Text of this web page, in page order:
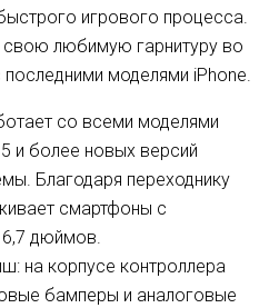
игрового процесса.
свою любимую гарнитуру во
моделями iPhone.
со всеми моделями
и более новых версий
Благодаря переходнику
смартфоны с
дюймов.
на корпусе контроллера
бамперы и аналоговые